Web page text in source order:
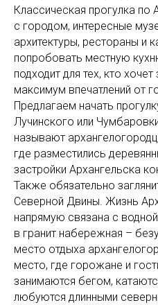
Классическая прогулка по
с городом, интересные
архитектуры, рестораны и
попробовать местную
подходит для тех, кто
максимум впечатлений от
Предлагаем начать
Лучинского или
называют
где разместились
застройки Архангельска
Также обязательно
Северной Двины. Жизнь
напрямую связана с
в гранит набережная –
место отдыха
место, где горожане и
занимаются бегом,
любуются длинными